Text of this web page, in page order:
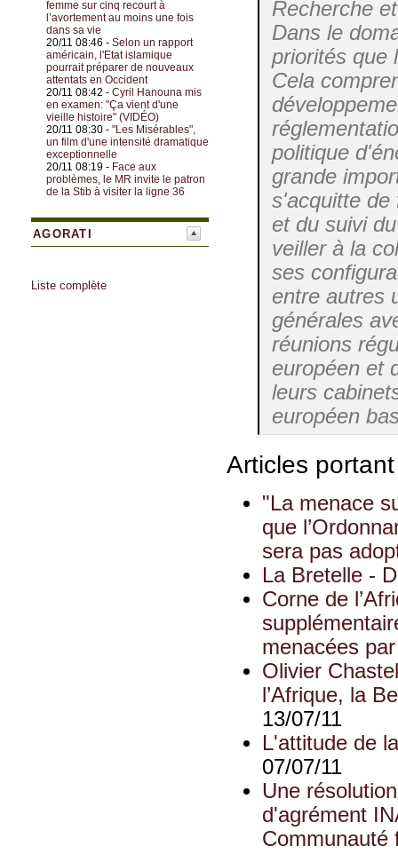
femme sur cinq recourt à
l’avortement au moins une fois
dans sa vie
20/11 08:46 - Selon un rapport
américain, l'Etat islamique
pourrait préparer de nouveaux
attentats en Occident
20/11 08:42 - Cyril Hanouna mis
en examen: "Ça vient d'une
vieille histoire" (VIDÉO)
20/11 08:30 - "Les Misérables",
un film d'une intensité dramatique
exceptionnelle
20/11 08:19 - Face aux
problèmes, le MR invite le patron
de la Stib à visiter la ligne 36
AGORATI
Liste complète
Recherche
Dans le
priorités que
Cela
politique
grande
s'acquitte de
et du suivi
veiller à la
ses
entre autres
générales
réunions
européen et
leurs
européen
Articles
"La menace
que
sera pas
La Bretelle -
Corne de
menacées
Olivier
l’Afrique, la
13/07/11
L'attitude de
07/07/11
Une
d'agrément
Communauté